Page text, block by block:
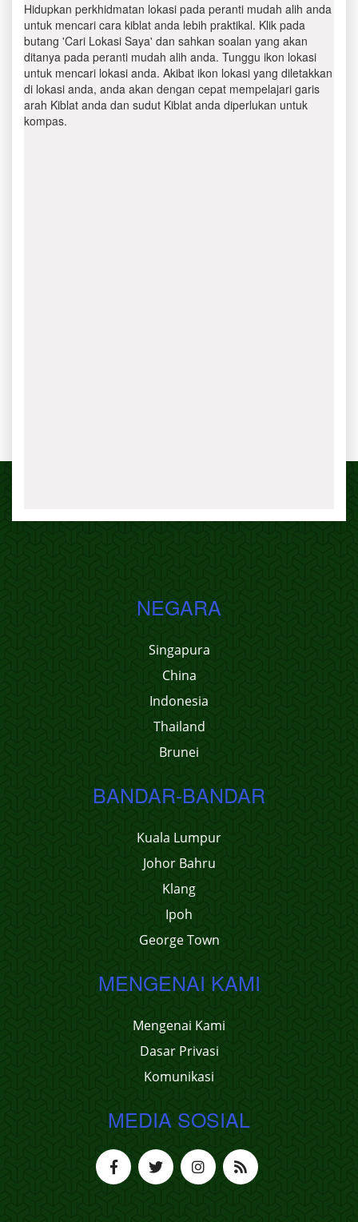
Hidupkan perkhidmatan lokasi pada peranti mudah alih anda
untuk mencari cara kiblat anda lebih praktikal. Klik pada
butang 'Cari Lokasi Saya' dan sahkan soalan yang akan
ditanya pada peranti mudah alih anda. Tunggu ikon lokasi
untuk mencari lokasi anda. Akibat ikon lokasi yang diletakkan
di lokasi anda, anda akan dengan cepat mempelajari garis
arah Kiblat anda dan sudut Kiblat anda diperlukan untuk
kompas.
NEGARA
Singapura
China
Indonesia
Thailand
Brunei
BANDAR-BANDAR
Kuala Lumpur
Johor Bahru
Klang
Ipoh
George Town
MENGENAI KAMI
Mengenai Kami
Dasar Privasi
Komunikasi
MEDIA SOSIAL